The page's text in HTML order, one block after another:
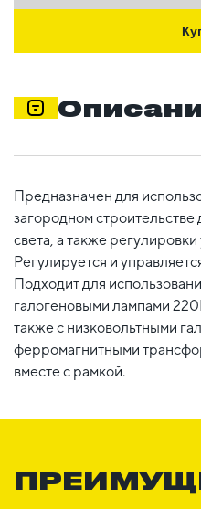
Предназначен для
загородном
света, а также
Регулируется и
Подходит для
галогеновыми лампами
также с низковольтными
ферромагнитными
вместе с рамкой.